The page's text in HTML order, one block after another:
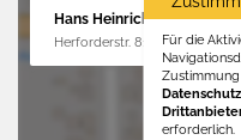
Hans Heinrichs GmbH
Herforderstr. 81, 32657 Lemgo
Für die
erforderlich.